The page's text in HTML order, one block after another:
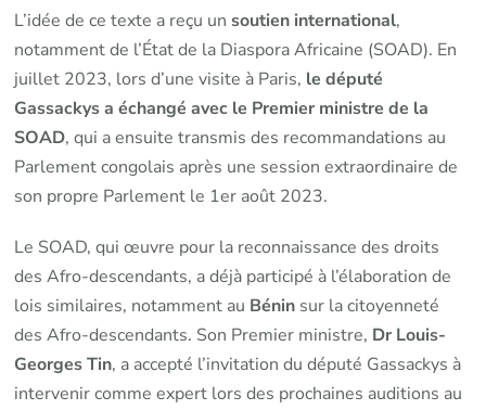
L’idée de ce texte a reçu unsoutien international,
notamment de l’État de la Diaspora Africaine (SOAD). En
juillet 2023, lors d’une visite à Paris, le député
Gassackys a échangé avec le Premier ministre de la
SOAD, qui a ensuite transmis des recommandations au
Parlement congolais après une session extraordinaire de
son propre Parlement le 1er août 2023.
Le SOAD, qui œuvre pour la reconnaissance des droits
des Afro-descendants, a déjà participé à l’élaboration de
lois similaires, notamment au Bénin sur la citoyenneté
des Afro-descendants. Son Premier ministre, Dr Louis-
Georges Tin, a accepté l’invitation du député Gassackys à
intervenir comme expert lors des prochaines auditions au